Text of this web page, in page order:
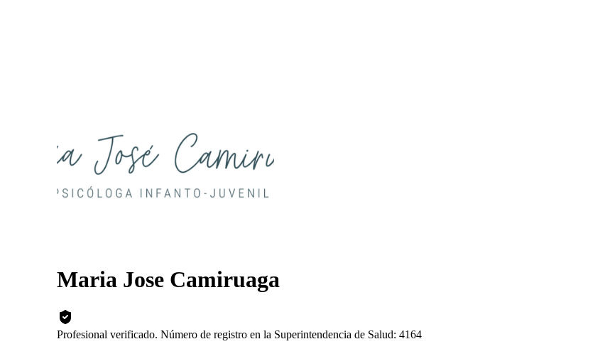
Maria Jose Camiruaga
Profesional verificado. Número de registro en la Superintendencia de Salud: 4164